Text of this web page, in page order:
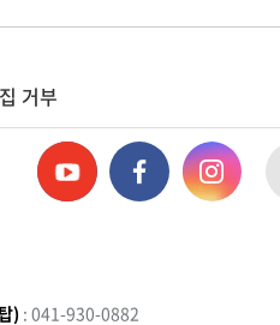
거부
) : 041-930-0882